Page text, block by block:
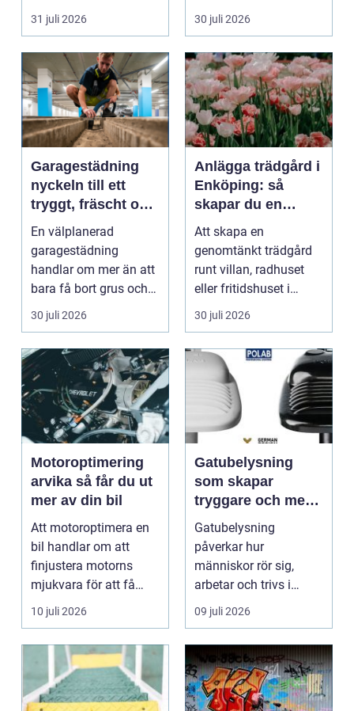
hemmet eller kon...
31 juli 2026
förändras snabbt och
medarbet...
30 juli 2026
Garagestädning
nyckeln till ett
tryggt, fräscht och
hållbart garage
En välplanerad
garagestädning
handlar om mer än att
bara få bort grus och
damm från golvet.
Rena gar...
30 juli 2026
Anlägga trädgård i
Enköping: så
skapar du en
hållbar och
harmonisk
utemiljö
Att skapa en
genomtänkt trädgård
runt villan, radhuset
eller fritidshuset i
Enkö...
30 juli 2026
Motoroptimering
arvika så får du ut
mer av din bil
Att motoroptimera en
bil handlar om att
finjustera motorns
mjukvara för att få
bättre respons, mer k...
10 juli 2026
Gatubelysning
som skapar
tryggare och mer
hållbara miljöer
Gatubelysning
påverkar hur
människor rör sig,
arbetar och trivs i
städer och samhällen.
Bra belysnin...
09 juli 2026